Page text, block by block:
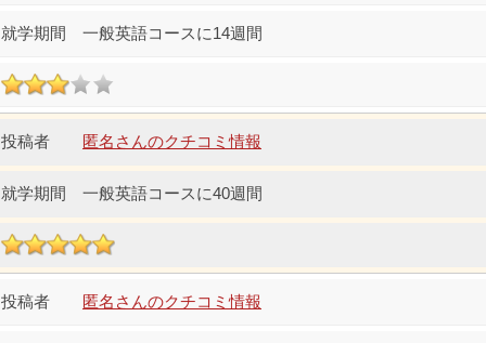
一般英語コースに14週間
匿名さんのクチコミ情報
一般英語コースに40週間
匿名さんのクチコミ情報